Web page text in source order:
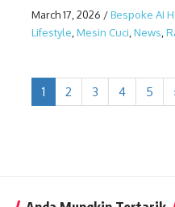
March 17, 2026 /Bespoke AI
Lifestyle,Mesin Cuci,News,
1 2 3 4 5